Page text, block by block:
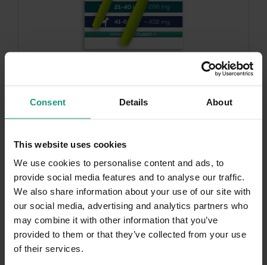
Consent Details About
This website uses cookies
We use cookies to personalise content and ads, to
provide social media features and to analyse our traffic.
We also share information about your use of our site with
our social media, advertising and analytics partners who
may combine it with other information that you’ve
provided to them or that they’ve collected from your use
of their services.
profesjonalnego usuwania kleszczy
5.0 (1)
Zaloguj się, aby zobaczyć ceny